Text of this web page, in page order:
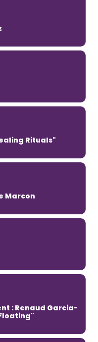
Rituals"
Marcon
: Renaud Garcia-